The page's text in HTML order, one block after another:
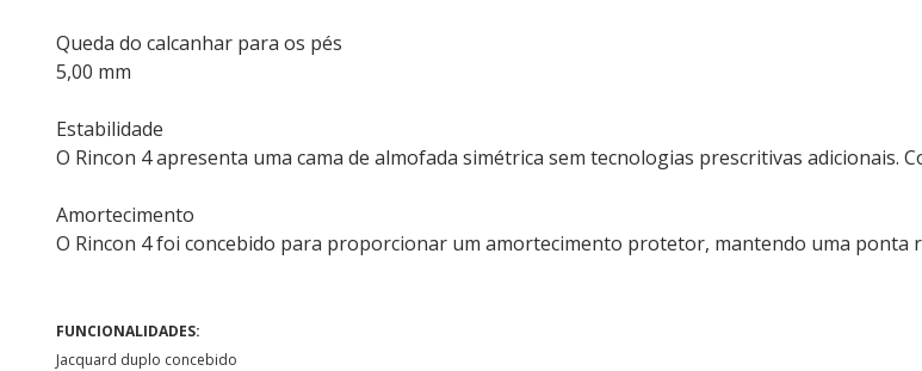
Queda do calcanhar para os pés
5,00 mm
Estabilidade
O Rincon 4 apresenta uma cama de almofada simétrica sem tecnologias prescritivas adicionais.
Amortecimento
O Rincon 4 foi concebido para proporcionar um amortecimento protetor, mantendo uma ponta
FUNCIONALIDADES:
Jacquard duplo concebido